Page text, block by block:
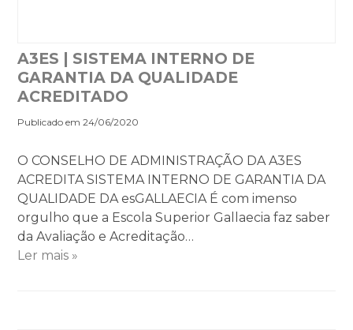
A3ES | SISTEMA INTERNO DE
GARANTIA DA QUALIDADE
ACREDITADO
Publicado em 24/06/2020
O CONSELHO DE ADMINISTRAÇÃO DA A3ES
ACREDITA SISTEMA INTERNO DE GARANTIA DA
QUALIDADE DA esGALLAECIA É com imenso
orgulho que a Escola Superior Gallaecia faz saber
da Avaliação e Acreditação…
Ler mais »